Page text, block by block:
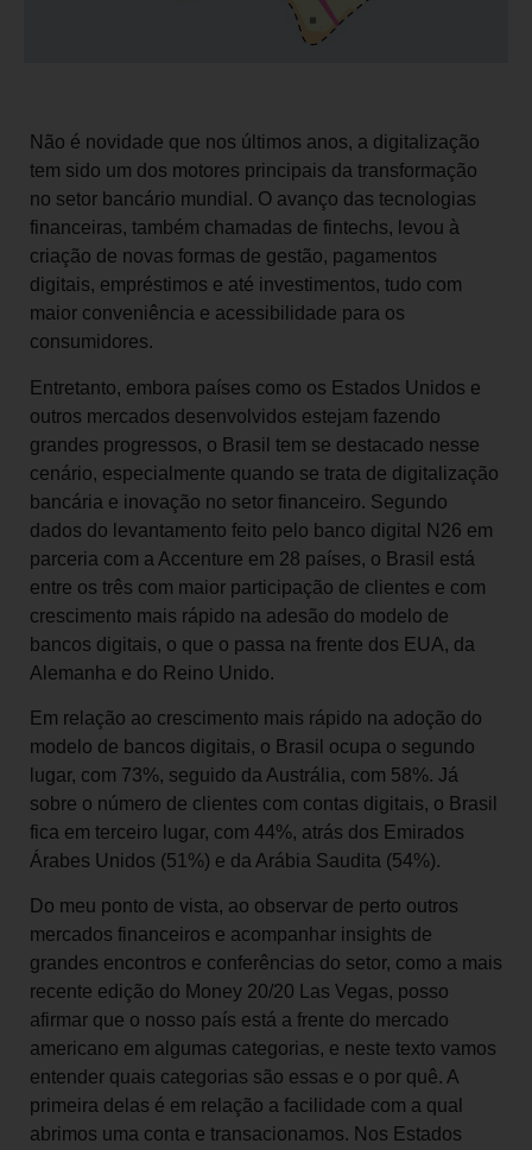
Não é novidade que nos últimos anos, a digitalização
tem sido um dos motores principais da transformação
no setor bancário mundial. O avanço das tecnologias
financeiras, também chamadas de fintechs, levou à
criação de novas formas de gestão, pagamentos
digitais, empréstimos e até investimentos, tudo com
maior conveniência e acessibilidade para os
consumidores.
Entretanto, embora países como os Estados Unidos e
outros mercados desenvolvidos estejam fazendo
grandes progressos, o Brasil tem se destacado nesse
cenário, especialmente quando se trata de digitalização
bancária e inovação no setor financeiro. Segundo
dados do levantamento feito pelo banco digital N26 em
parceria com a Accenture em 28 países, o Brasil está
entre os três com maior participação de clientes e com
crescimento mais rápido na adesão do modelo de
bancos digitais, o que o passa na frente dos EUA, da
Alemanha e do Reino Unido.
Em relação ao crescimento mais rápido na adoção do
modelo de bancos digitais, o Brasil ocupa o segundo
lugar, com 73%, seguido da Austrália, com 58%. Já
sobre o número de clientes com contas digitais, o Brasil
fica em terceiro lugar, com 44%, atrás dos Emirados
Árabes Unidos (51%) e da Arábia Saudita (54%).
Do meu ponto de vista, ao observar de perto outros
mercados financeiros e acompanhar insights de
grandes encontros e conferências do setor, como a mais
recente edição do Money 20/20 Las Vegas, posso
afirmar que o nosso país está a frente do mercado
americano em algumas categorias, e neste texto vamos
entender quais categorias são essas e o por quê. A
primeira delas é em relação a facilidade com a qual
abrimos uma conta e transacionamos. Nos Estados